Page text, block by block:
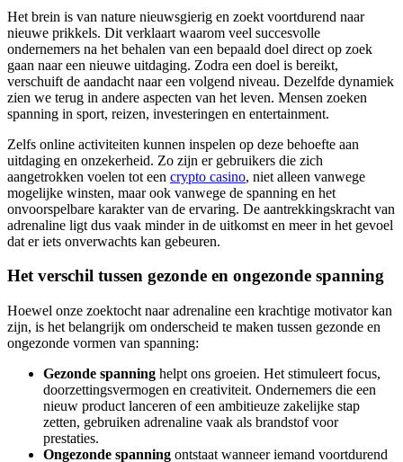
Het brein is van nature nieuwsgierig en zoekt voortdurend naar
nieuwe prikkels. Dit verklaart waarom veel succesvolle
ondernemers na het behalen van een bepaald doel direct op zoek
gaan naar een nieuwe uitdaging. Zodra een doel is bereikt,
verschuift de aandacht naar een volgend niveau. Dezelfde dynamiek
zien we terug in andere aspecten van het leven. Mensen zoeken
spanning in sport, reizen, investeringen en entertainment.
Zelfs online activiteiten kunnen inspelen op deze behoefte aan
uitdaging en onzekerheid. Zo zijn er gebruikers die zich
aangetrokken voelen tot een crypto casino, niet alleen vanwege
mogelijke winsten, maar ook vanwege de spanning en het
onvoorspelbare karakter van de ervaring. De aantrekkingskracht van
adrenaline ligt dus vaak minder in de uitkomst en meer in het gevoel
dat er iets onverwachts kan gebeuren.
Het verschil tussen gezonde en ongezonde spanning
Hoewel onze zoektocht naar adrenaline een krachtige motivator kan
zijn, is het belangrijk om onderscheid te maken tussen gezonde en
ongezonde vormen van spanning:
Gezonde spanning helpt ons groeien. Het stimuleert focus,
doorzettingsvermogen en creativiteit. Ondernemers die een
nieuw product lanceren of een ambitieuze zakelijke stap
zetten, gebruiken adrenaline vaak als brandstof voor
prestaties.
Ongezonde spanning ontstaat wanneer iemand voortdurend